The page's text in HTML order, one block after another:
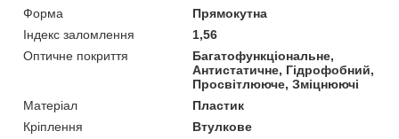
Форма
Прямокутна
Індекс заломлення
1,56
Оптичне покриття
Багатофункціональне,
Антистатичне, Гідрофобний,
Просвітлююче, Зміцнюючі
Матеріал
Пластик
Кріплення
Втулкове